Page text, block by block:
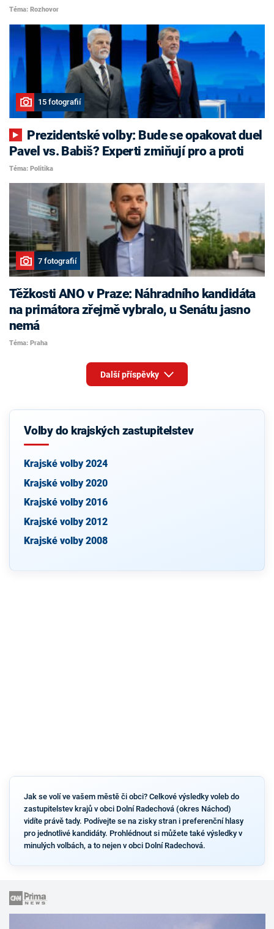
Téma: Rozhovor
15 fotografií
Pavel vs. Babiš? Experti zmiňují pro a proti
Téma: Politika
7 fotografií
Těžkosti ANO v Praze: Náhradního kandidáta
na primátora zřejmě vybralo, u Senátu jasno
nemá
Téma: Praha
Další příspěvky
Volby do krajských zastupitelstev
Krajské volby 2024
Krajské volby 2020
Krajské volby 2016
Krajské volby 2012
Krajské volby 2008
Jak se volí ve vašem městě či obci? Celkové výsledky voleb do
zastupitelstev krajů v obci Dolní Radechová (okres Náchod)
vidíte právě tady. Podívejte se na zisky stran i preferenční hlasy
pro jednotlivé kandidáty. Prohlédnout si můžete také výsledky v
minulých volbách, a to nejen v obci Dolní Radechová.